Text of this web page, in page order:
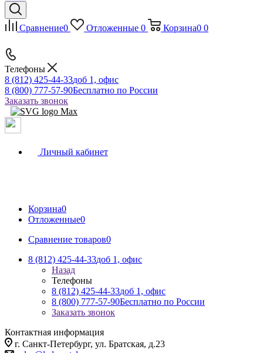
Сравнение0 Отложенные 0 Корзина0 0
Телефоны
8 (812) 425-44-33доб 1, офис
8 (800) 777-57-90Бесплатно по России
Заказать звонок
Личный кабинет
Корзина0
Отложенные0
Сравнение товаров0
8 (812) 425-44-33доб 1, офис
Назад
Телефоны
8 (812) 425-44-33доб 1, офис
8 (800) 777-57-90Бесплатно по России
Заказать звонок
Контактная информация
г. Санкт-Петербург, ул. Братская, д.23